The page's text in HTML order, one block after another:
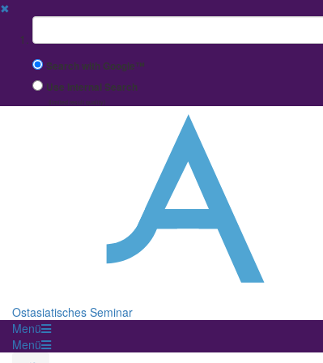
✖
Suchbegriff
Search with Google™
Use Internal Search
(limited result quality)
Ostasiatisches Seminar
Menü
Menü